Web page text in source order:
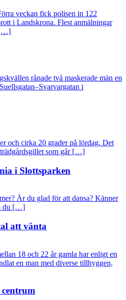
veckan fick polisen in 122
i Landskrona. Flest anmälningar
[…]
rånade två maskerade män en
i
och cirka 20 grader på lördag. Det
som går […]
i Slottsparken
Är du glad för att dansa? Känner
du […]
att vänta
18 och 22 år gamla har enligt en
en man med diverse tillhyggen,
centrum